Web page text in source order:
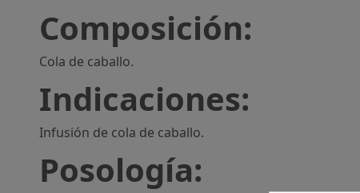
Composición:
Cola de caballo.
Indicaciones:
Infusión de cola de caballo.
Posología: